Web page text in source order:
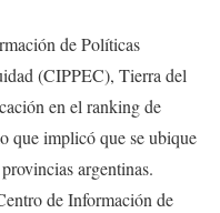
de Políticas
(CIPPEC), Tierra del
en el ranking de
que implicó que se ubique
argentinas.
de Información de